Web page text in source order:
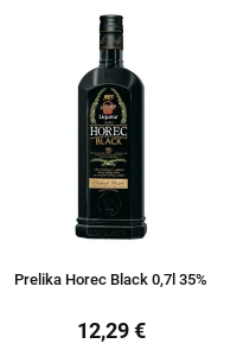
Prelika Horec Black 0,7l 35%
12,29 €